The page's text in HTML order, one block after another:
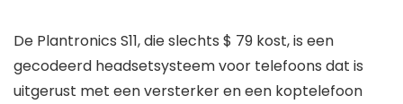
De Plantronics S11, die slechts $ 79 kost, is een
gecodeerd headsetsysteem voor telefoons dat is
uitgerust met een versterker en een koptelefoon